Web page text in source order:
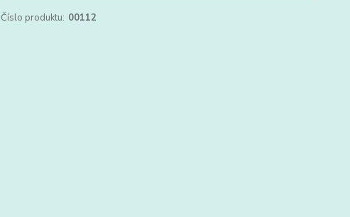
Číslo produktu: 00112